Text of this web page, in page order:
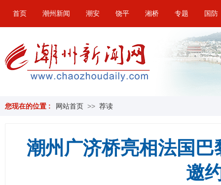
首页 潮州新闻 潮安 饶平 湘桥 专题 国防
您现在的位置 : 网站首页 >> 荐读
潮州广济桥亮相法国
邀